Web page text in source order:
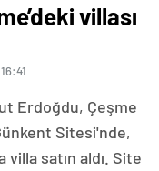
villası
Erdoğdu, Çeşme
Sitesi'nde,
villa satın aldı. Site